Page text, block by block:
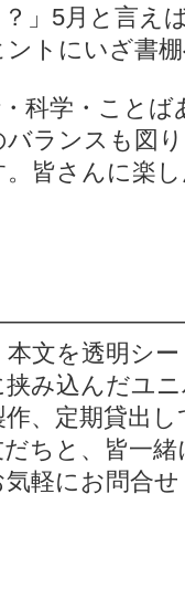
？」5月と言え
トにいざ書
科学・ことば
バランスも図
皆さんに楽
文を透明シ
み込んだユ
、定期貸出
ちと、皆一
軽にお問合